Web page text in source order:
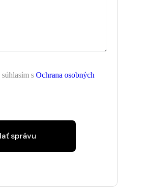
s Ochrana osobných
správu